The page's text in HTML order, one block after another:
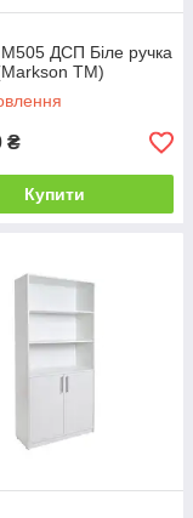
М505 ДСП Біле ручка
TM)
₴
Купити